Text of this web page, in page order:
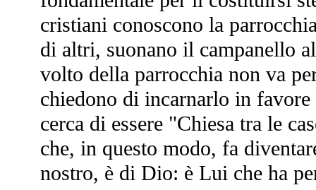
cristiani conoscono la
di altri, suonano il campanello
volto della parrocchia non va
chiedono di incarnarlo in
cerca di essere "Chiesa tra le
che, in questo modo, fa
nostro, è di Dio: è Lui che ha